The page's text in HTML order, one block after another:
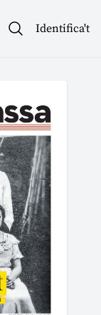
Identifica't